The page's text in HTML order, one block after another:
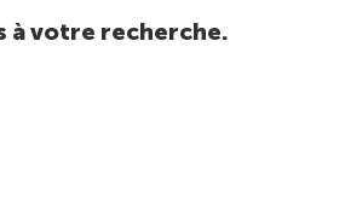
à votre recherche.